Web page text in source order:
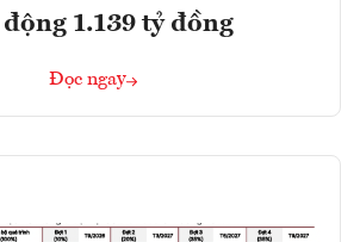
1.139 tỷ đồng
Đọc ngay